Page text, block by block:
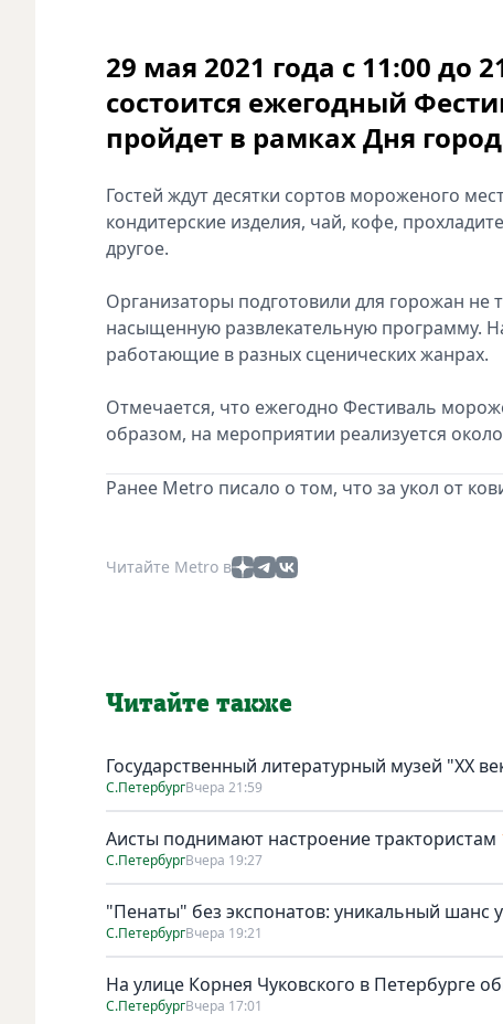
29 мая 2021 года с 11:00 до
состоится ежегодный
пройдет в рамках Дня
Гостей ждут десятки сортов мороженого
кондитерские изделия, чай, кофе,
другое.
Организаторы подготовили для горожан
насыщенную развлекательную программу.
работающие в разных сценических жанрах.
Отмечается, что ежегодно Фестиваль
образом, на мероприятии реализуется
Ранее Metro писало о том, что за укол от
Читайте Metro в
Читайте также
Государственный литературный музей "ХХ
С.ПетербургВчера 21:59
Аисты поднимают настроение трактористам
С.ПетербургВчера 19:27
"Пенаты" без экспонатов: уникальный шанс
С.ПетербургВчера 19:21
На улице Корнея Чуковского в Петербурге
С.ПетербургВчера 17:01